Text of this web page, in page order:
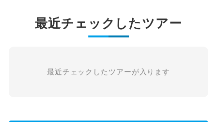
最近チェックしたツアー
最近チェックしたツアーが入ります